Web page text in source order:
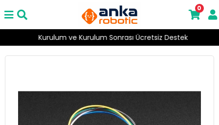
Kurulum ve Kurulum Sonrası Ücretsiz Destek
0